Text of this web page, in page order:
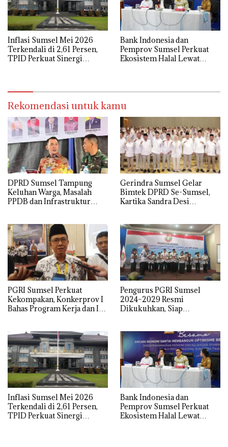
Inflasi Sumsel Mei 2026
Terkendali di 2,61 Persen,
TPID Perkuat Sinergi
Bank Indonesia dan
Pemprov Sumsel Perkuat
Ekosistem Halal Lewat
Rekomendasi untuk kamu
DPRD Sumsel Tampung
Keluhan Warga, Masalah
PPDB dan Infrastruktur
Gerindra Sumsel Gelar
Bimtek DPRD Se-Sumsel,
Kartika Sandra Desi
PGRI Sumsel Perkuat
Kekompakan, Konkerprov I
Bahas Program Kerja dan Isu
Pengurus PGRI Sumsel
2024–2029 Resmi
Dikukuhkan, Siap
Inflasi Sumsel Mei 2026
Terkendali di 2,61 Persen,
TPID Perkuat Sinergi
Bank Indonesia dan
Pemprov Sumsel Perkuat
Ekosistem Halal Lewat